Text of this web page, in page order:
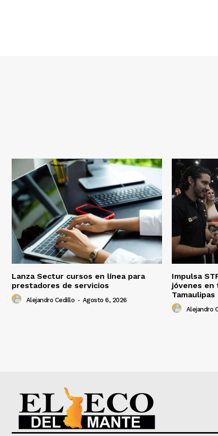
Lanza Sectur cursos en línea para
prestadores de servicios
Alejandro Cedillo - Agosto 6, 2026
Impulsa
jóvenes en
Tamaulipas
Alejandro